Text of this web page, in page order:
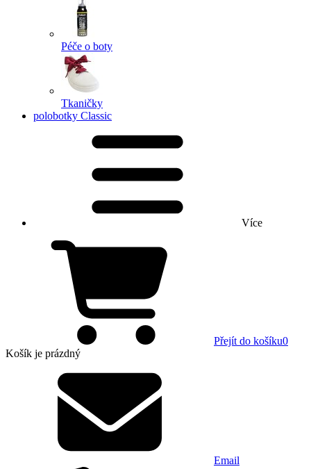
Péče o boty
Tkaničky
polobotky Classic
Více
Přejít do košíku0
Košík je prázdný
Email